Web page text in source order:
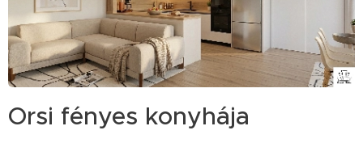
Orsi fényes konyhája